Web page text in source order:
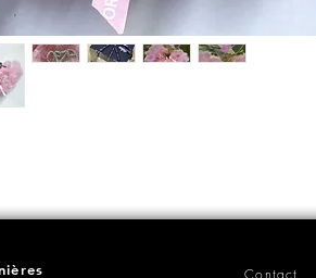
Contact